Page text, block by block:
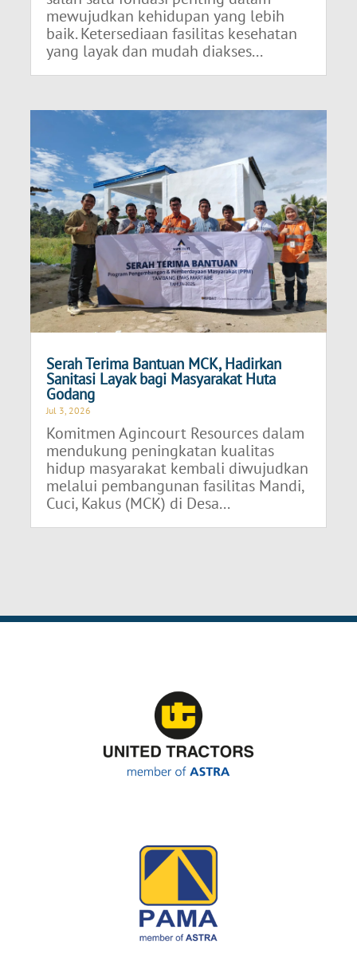
mewujudkan kehidupan yang lebih
baik. Ketersediaan fasilitas kesehatan
yang layak dan mudah diakses...
Serah Terima Bantuan MCK, Hadirkan
Sanitasi Layak bagi Masyarakat Huta
Godang
Jul 3, 2026
Komitmen Agincourt Resources dalam
mendukung peningkatan kualitas
hidup masyarakat kembali diwujudkan
melalui pembangunan fasilitas Mandi,
Cuci, Kakus (MCK) di Desa...